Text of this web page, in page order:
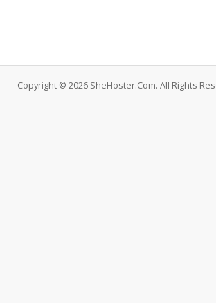
Copyright © 2026 SheHoster.Com. All Rights